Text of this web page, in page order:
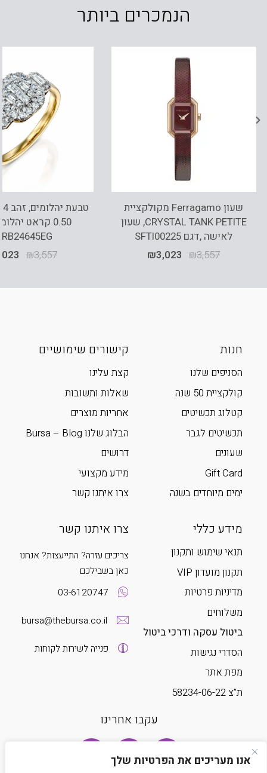
אנו מעריכים את הפרטיות שלך
הנמכרים ביותר
שעון Ferragamo מקולקציית
CRYSTAL TANK PETITE, שעון
לאישה ,דגם SFTI00225
₪3,557
₪3,023
0.50 קראט
₪3,557
חנות
הסניפים שלנו
קולקציית 50 שנה
קטלוג תכשיטים
תכשיטים לגבר
שעונים
Gift Card
ימים מיוחדים בשנה
קישורים שימושיים
קצת עלינו
שאלות ותשובות
אחריות מוצרים
הבלוג שלנו Bursa – Blog
דרושים
מידע מקצועי
צרו איתנו קשר
מידע כללי
תנאי שימוש ותקנון
תקנון מועדון VIP
מדיניות פרטיות
משלוחים
ביטול עסקה ודרכי ביטול
הסדרי נגישות
מפת אתר
ת”צ 58234-06-22
צרו איתנו קשר
צריכים עזרה? התייעצות? אנחנו
כאן בשבילכם
03-6120747
bursa@thebursa.co.il
פנייה לשירות לקוחות
עקבו אחרינו